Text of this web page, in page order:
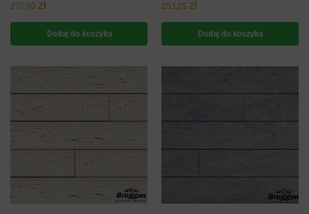
270,00 zł
Dodaj do koszyka
253,25 zł
Dodaj do koszyka